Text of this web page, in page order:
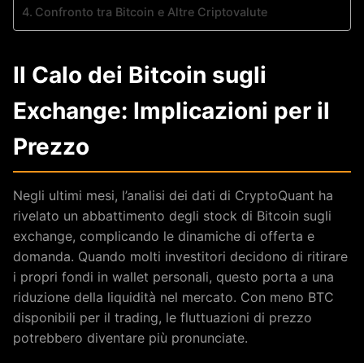
Confronto tra Bitcoin e Altre Criptovalute
Il Calo dei Bitcoin sugli
Exchange: Implicazioni per il
Prezzo
Negli ultimi mesi, l’analisi dei dati di CryptoQuant ha
rivelato un abbattimento degli stock di Bitcoin sugli
exchange, complicando le dinamiche di offerta e
domanda. Quando molti investitori decidono di ritirare
i propri fondi in wallet personali, questo porta a una
riduzione della liquidità nel mercato. Con meno BTC
disponibili per il trading, le fluttuazioni di prezzo
potrebbero diventare più pronunciate.